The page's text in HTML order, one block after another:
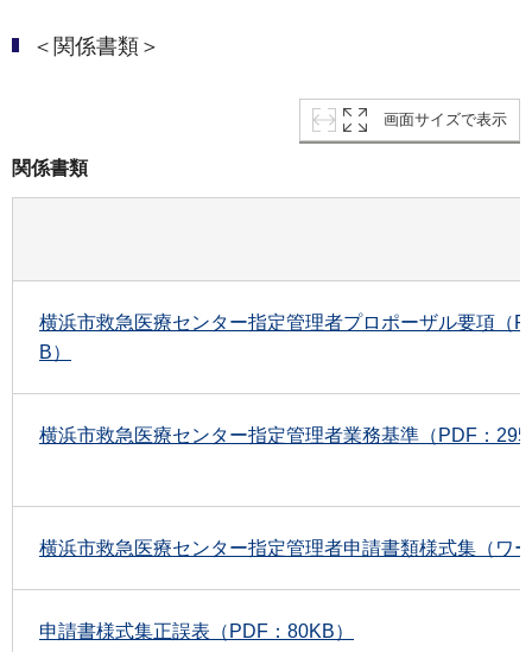
＜関係書類＞
画面サイズで表示
関係書類
横浜市救急医療センター指定管理者プロポーザル要項（
B）
横浜市救急医療センター指定管理者業務基準（PDF：
横浜市救急医療センター指定管理者申請書類様式集（ワ
申請書様式集正誤表（PDF：80KB）